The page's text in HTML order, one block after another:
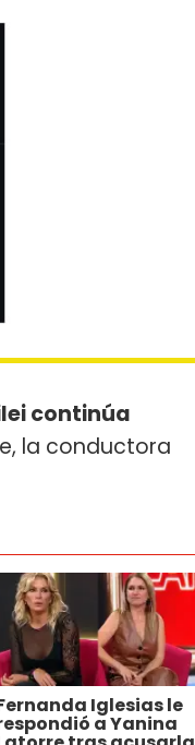
continúa
la conductora
Iglesias le
a Yanina